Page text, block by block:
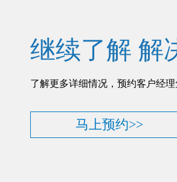
继续了解 解
了解更多详细情况，预约客户经理
马上预约>>